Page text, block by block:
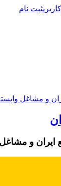
ثبت نام
ایران و